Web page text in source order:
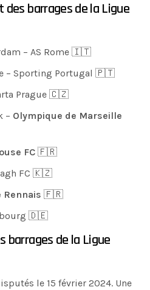
barrages de la Ligue
– AS Rome 🇮🇹
– Sporting Portugal 🇵🇹
Prague 🇨🇿
– Olympique de Marseille
FC 🇫🇷
FC 🇰🇿
Rennais 🇫🇷
🇩🇪
barrages de la Ligue
le 15 février 2024. Une